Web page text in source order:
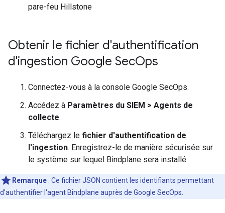
pare-feu Hillstone
Obtenir le fichier d'authentification
d'ingestion Google SecOps
Connectez-vous à la console Google SecOps.
Accédez à Paramètres du SIEM > Agents de
collecte.
Téléchargez le fichier d'authentification de
l'ingestion. Enregistrez-le de manière sécurisée sur
le système sur lequel Bindplane sera installé.
Remarque : Ce fichier JSON contient les identifiants permettant
d'authentifier l'agent Bindplane auprès de Google SecOps.